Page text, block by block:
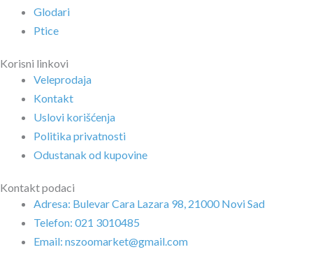
Glodari
Ptice
Korisni linkovi
Veleprodaja
Kontakt
Uslovi korišćenja
Politika privatnosti
Odustanak od kupovine
Kontakt podaci
Adresa: Bulevar Cara Lazara 98, 21000 Novi Sad
Telefon: 021 3010485
Email: nszoomarket@gmail.com